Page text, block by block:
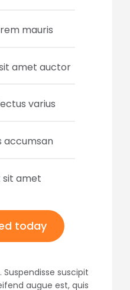
mauris
amet auctor
varius
accumsan
sit amet
today
suscipit
augue est, quis